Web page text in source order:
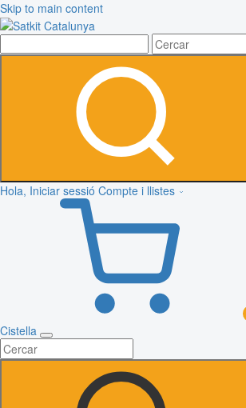
Skip to main content
Hola, Iniciar sessió Compte i llistes
Cistella